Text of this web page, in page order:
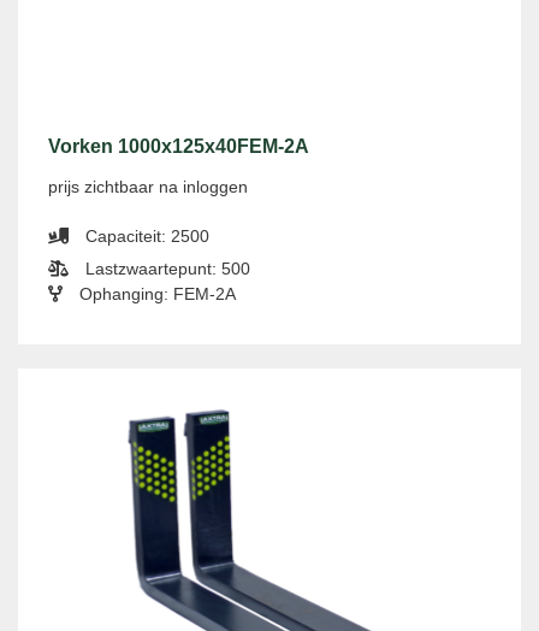
Vorken 1000x125x40FEM-2A
prijs zichtbaar na inloggen
Capaciteit: 2500
Lastzwaartepunt: 500
Ophanging: FEM-2A